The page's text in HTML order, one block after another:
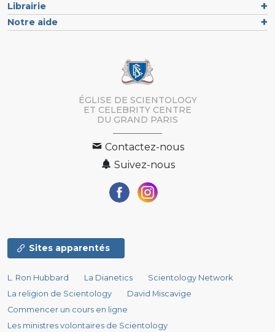
Librairie
Notre aide
ÉGLISE DE SCIENTOLOGY
ET CELEBRITY CENTRE
DU GRAND PARIS
Contactez-nous
Suivez-nous
Sites apparentés
L. Ron Hubbard La Dianetics
Scientology Network
La religion de Scientology
David Miscavige
Commencer un cours en ligne
Les ministres volontaires de Scientology